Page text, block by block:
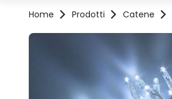
Home Prodotti Catene
Salta la galleria di immagini